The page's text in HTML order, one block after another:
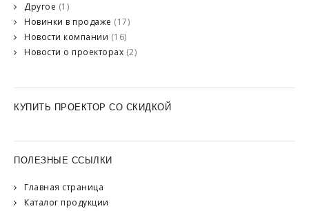
Другое (1)
Новинки в продаже (17)
Новости компании (16)
Новости о проекторах (2)
КУПИТЬ ПРОЕКТОР СО СКИДКОЙ
ПОЛЕЗНЫЕ ССЫЛКИ
Главная страница
Каталог продукции